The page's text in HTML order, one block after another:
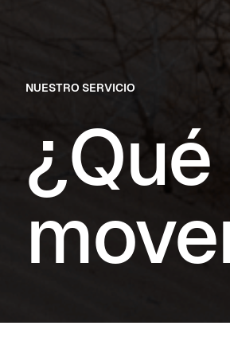
NUESTRO SERVICIO
¿Qué